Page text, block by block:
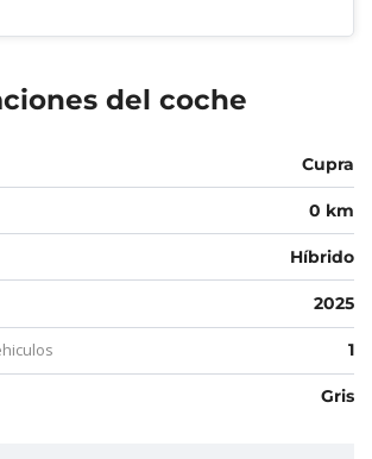
del coche
Cupra
0 km
Híbrido
2025
1
Gris